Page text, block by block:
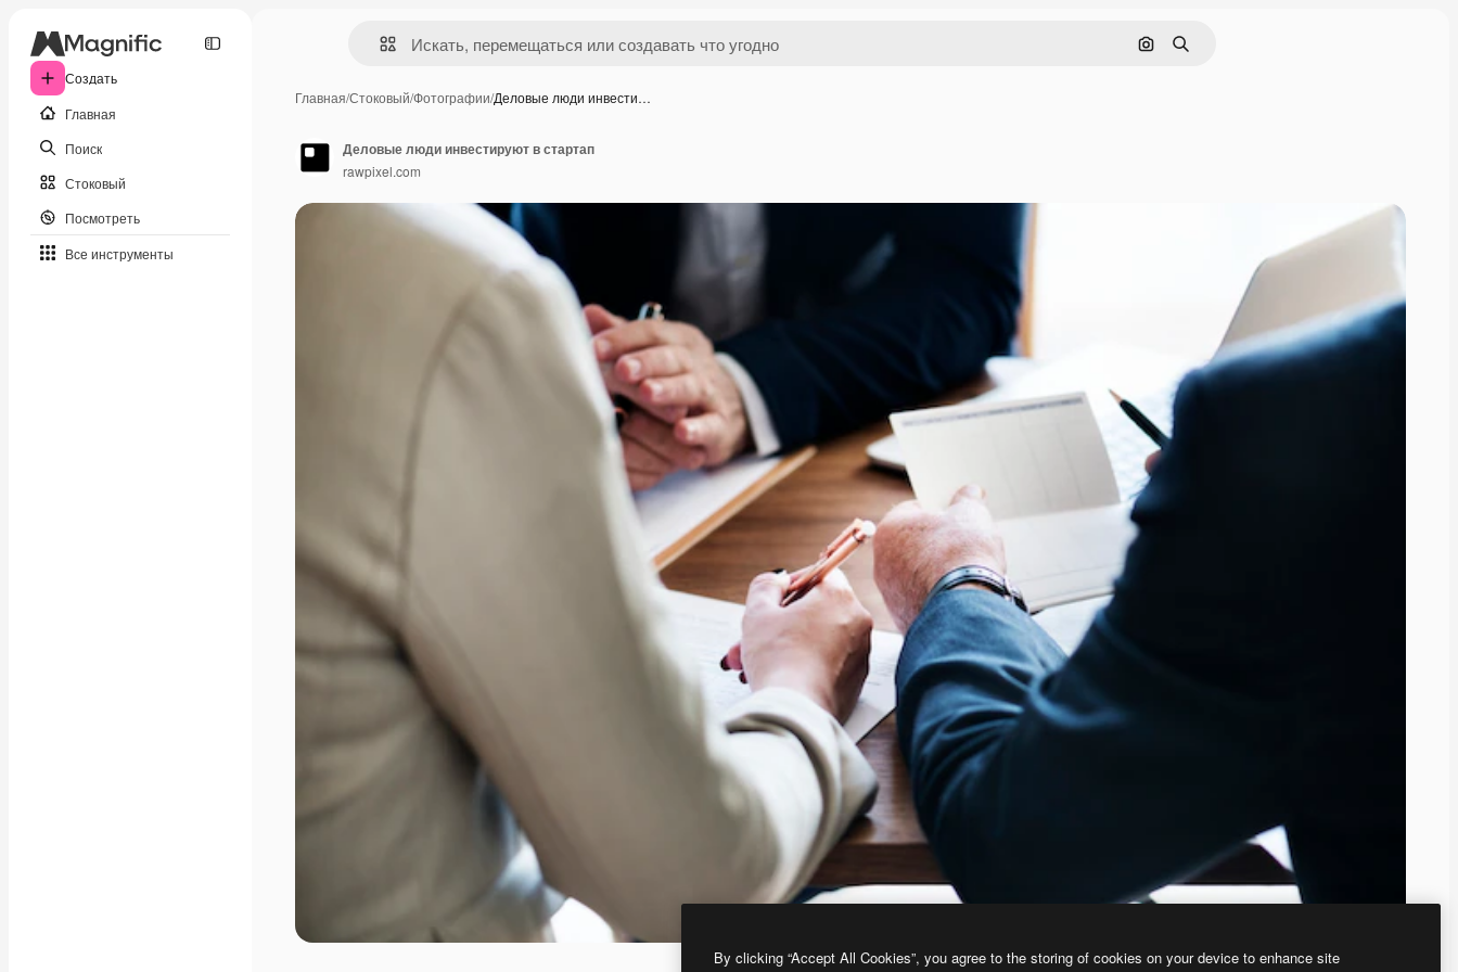
Создать
Главная
Поиск
Стоковый
Посмотреть
Все инструменты
Поиск по изображению
Поиск
Главная/Стоковый/Фотографии/Деловые люди инвести…
Деловые люди инвестируют в стартап
rawpixel.com
By clicking “Accept All Cookies”, you agree to the storing of cookies on your device to enhance site